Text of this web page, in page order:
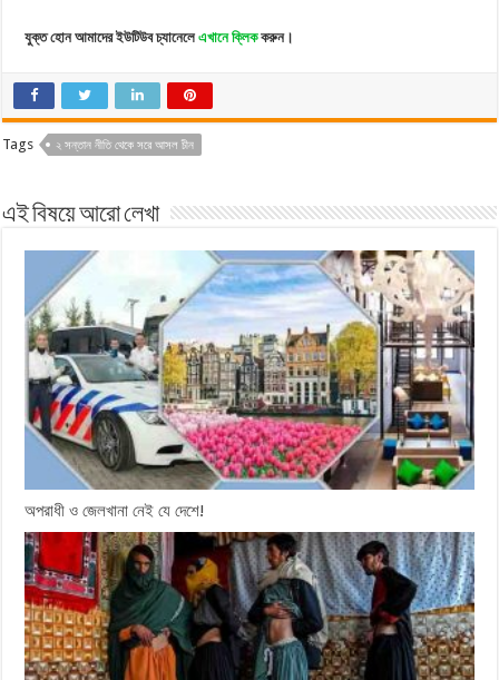
যুক্ত হোন আমাদের ইউটিউব চ্যানেলেএখানে ক্লিককরুন।
Tags ২ সন্তান নীতি থেকে সরে আসল চীন
এই বিষয়ে আরো লেখা
অপরাধী ও জেলখানা নেই যে দেশে!